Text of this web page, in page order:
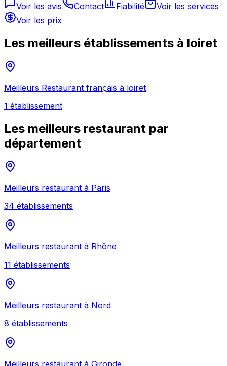
Voir les avis
Contact Fiabilité
Voir les services
Voir les prix
Les meilleurs établissements à loiret
Meilleurs Restaurant français à loiret
1 établissement
Les meilleurs restaurant par
département
Meilleurs restaurant à Paris
34 établissements
Meilleurs restaurant à Rhône
11 établissements
Meilleurs restaurant à Nord
8 établissements